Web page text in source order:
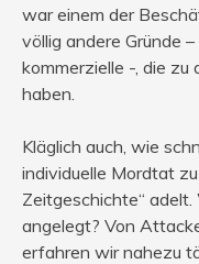
war einem der
völlig andere Gründe
kommerzielle -, die zu
haben.
Kläglich auch, wie
individuelle Mordtat
Zeitgeschichte“
angelegt? Von
erfahren wir nahezu